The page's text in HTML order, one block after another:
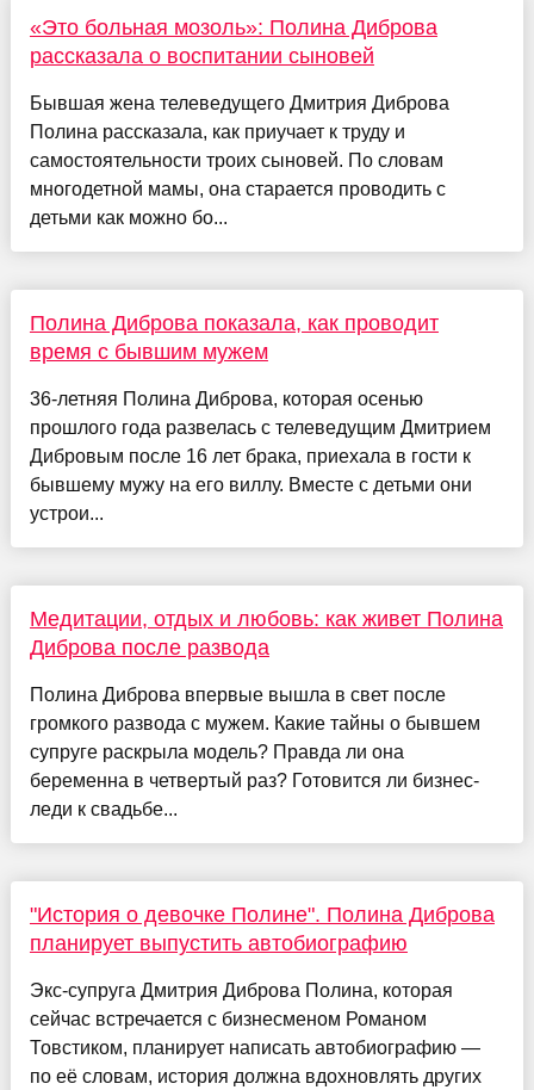
«Это больная мозоль»: Полина Диброва
рассказала о воспитании сыновей
Бывшая жена телеведущего Дмитрия Диброва
Полина рассказала, как приучает к труду и
самостоятельности троих сыновей. По словам
многодетной мамы, она старается проводить с
детьми как можно бо...
Полина Диброва показала, как проводит
время с бывшим мужем
36-летняя Полина Диброва, которая осенью
прошлого года развелась с телеведущим Дмитрием
Дибровым после 16 лет брака, приехала в гости к
бывшему мужу на его виллу. Вместе с детьми они
устрои...
Медитации, отдых и любовь: как живет Полина
Диброва после развода
Полина Диброва впервые вышла в свет после
громкого развода с мужем. Какие тайны о бывшем
супруге раскрыла модель? Правда ли она
беременна в четвертый раз? Готовится ли бизнес-
леди к свадьбе...
"История о девочке Полине". Полина Диброва
планирует выпустить автобиографию
Экс-супруга Дмитрия Диброва Полина, которая
сейчас встречается с бизнесменом Романом
Товстиком, планирует написать автобиографию —
по её словам, история должна вдохновлять других